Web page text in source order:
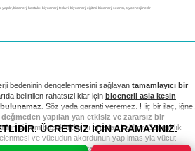
bioenerji hastalık, biyoenerji tedavi, biyoenerji eğitimi, bioenerji seansı, biyoenerji nedir
ÜCRETSİZ İÇİN ARAMAYINIZ.
bedeninin dengelenmesini sağlayan tamamlayıcı bir
belirtilen rahatsızlıklar için bioenerji asla kesin
Söz yada garanti veremez. Hiç bir ilaç, iğne,
değmeden yapılan yan etkisiz ve zararsız bir
sistem bozukluklarını ortadan kaldırır. Bağışıklık
ve vücudun akordunun yapılmasıyla vücut
tedavi ve kontrollerinizi takip etmek sizin